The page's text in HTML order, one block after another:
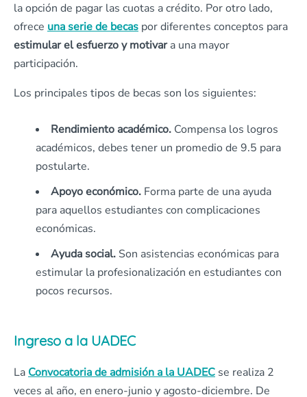
la opción de pagar las cuotas a crédito. Por otro lado,
ofrece una serie de becas por diferentes conceptos para
estimular el esfuerzo y motivara una mayor
participación.
Los principales tipos de becas son los siguientes:
Rendimiento académico. Compensa los logros
académicos, debes tener un promedio de 9.5 para
postularte.
Apoyo económico. Forma parte de una ayuda
para aquellos estudiantes con complicaciones
económicas.
Ayuda social. Son asistencias económicas para
estimular la profesionalización en estudiantes con
pocos recursos.
Ingreso a la UADEC
La Convocatoria de admisión a la UADEC se realiza 2
veces al año, en enero-junio y agosto-diciembre. De